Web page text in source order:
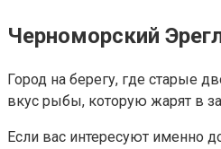
Черноморский
Город на берегу, где старые
вкус рыбы, которую жарят в
Если вас интересуют именно